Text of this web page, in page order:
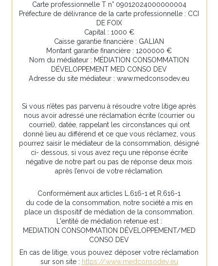
Carte professionnelle T n° 09012024000000004
Préfecture de délivrance de la carte professionnelle : CCI
DE FOIX
Capital : 1000 €
Caisse garantie financière : GALIAN
Montant garantie financière : 1200000 €
Nom du médiateur : MÉDIATION CONSOMMATION
DÉVELOPPEMENT MED CONSO DEV
Adresse du site médiateur : www.medconsodev.eu
Si vous n’êtes pas parvenu à résoudre votre litige après
nous avoir adressé une réclamation écrite (courrier ou
courriel), datée, rappelant les circonstances qui ont
donné lieu au différend et ce que vous réclamez, vous
pourrez saisir le médiateur de la consommation, désigné
ci- dessous, si vous avez reçu une réponse écrite
négative de notre part ou pas de réponse deux mois
après l’envoi de votre réclamation.
Conformément aux articles L.616-1 et R.616-1
du code de la consommation, notre société a mis en
place un dispositif de médiation de la consommation.
L'entité de médiation retenue est :
MEDIATION CONSOMMATION DÉVELOPPEMENT/MED
CONSO DEV
En cas de litige, vous pouvez déposer votre réclamation
sur son site : https://www.medconsodev.eu